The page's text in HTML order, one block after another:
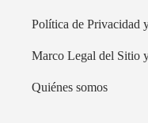
Política de Privacidad
Marco Legal del Sitio
Quiénes somos